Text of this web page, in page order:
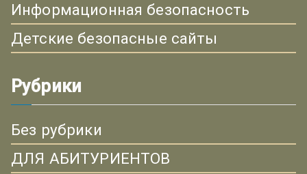
Информационная безопасность
Детские безопасные сайты
Рубрики
Без рубрики
ДЛЯ АБИТУРИЕНТОВ